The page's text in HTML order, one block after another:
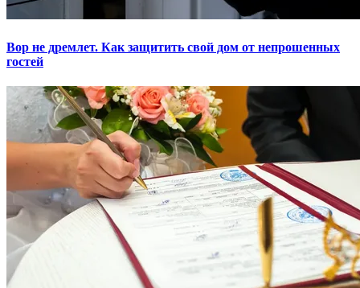
Вор не дремлет. Как защитить свой дом от непрошенных
гостей